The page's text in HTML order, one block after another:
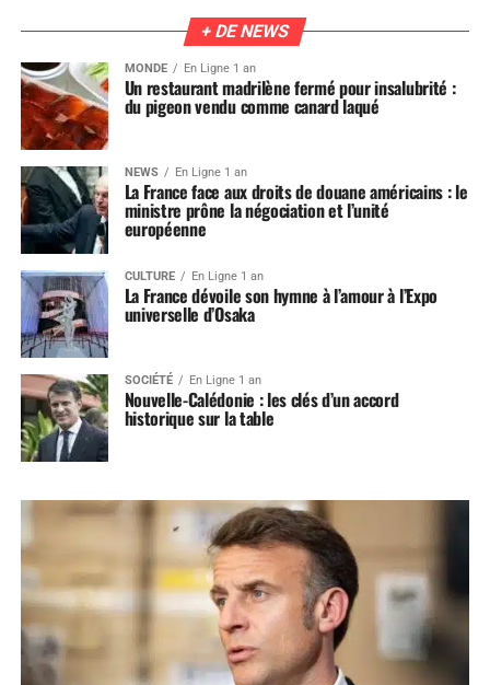
+ DE NEWS
MONDE En Ligne 1 an
Un restaurant madrilène fermé pour insalubrité :
du pigeon vendu comme canard laqué
NEWS En Ligne 1 an
La France face aux droits de douane américains : le
ministre prône la négociation et l’unité
européenne
CULTURE En Ligne 1 an
La France dévoile son hymne à l’amour à l’Expo
universelle d’Osaka
SOCIÉTÉ En Ligne 1 an
Nouvelle-Calédonie : les clés d’un accord
historique sur la table